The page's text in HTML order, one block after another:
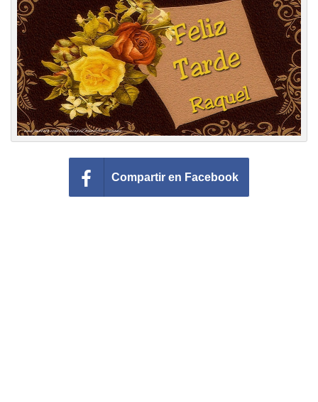
Felicitaciones días del año
Felicitaciones musicales
Entrar
Compartir en Facebook